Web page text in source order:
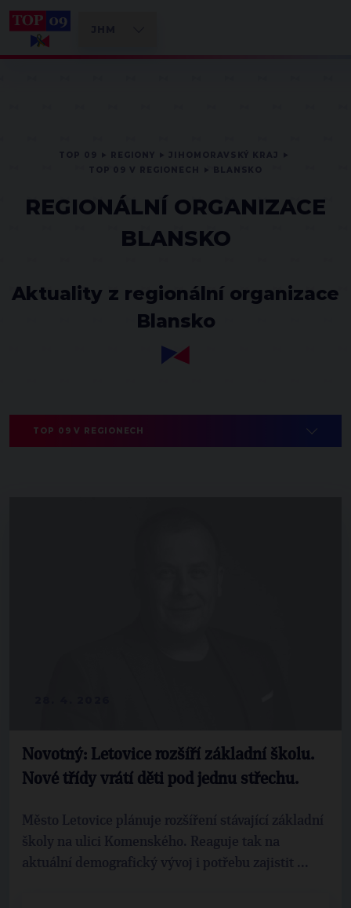
REGIONÁLNÍ ORGANIZACE
BLANSKO
Aktuality z regionální organizace
Blansko
TOP 09 V REGIONECH
Novotný: Letovice rozšíří základní školu.
Nové třídy vrátí děti pod jednu střechu.
Město Letovice plánuje rozšíření stávající základní
školy na ulici Komenského. Reaguje tak na
aktuální demografický vývoj i potřebu zajistit ...